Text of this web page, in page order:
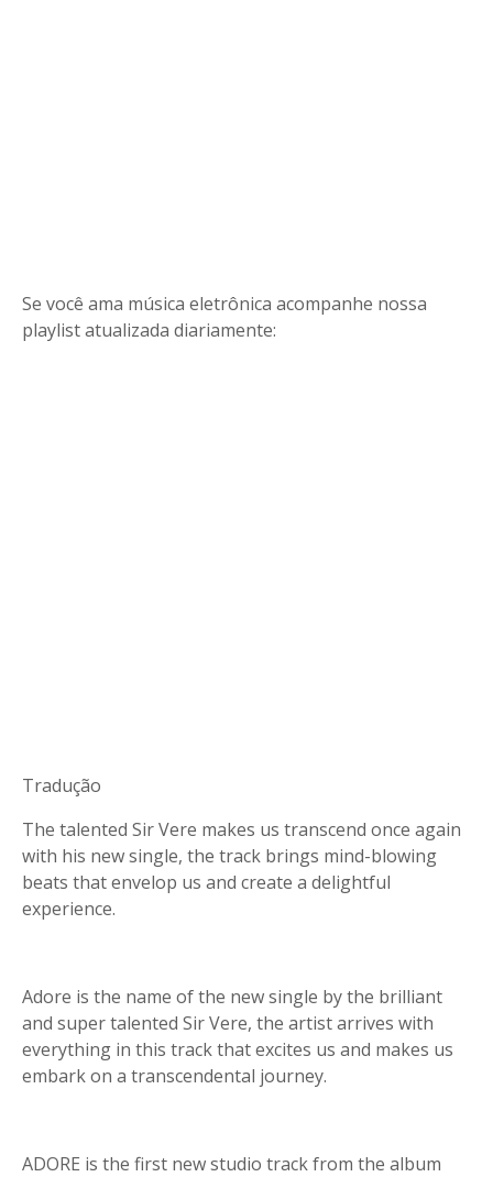
Se você ama música eletrônica acompanhe nossa
playlist atualizada diariamente:
Tradução
The talented Sir Vere makes us transcend once again
with his new single, the track brings mind-blowing
beats that envelop us and create a delightful
experience.
Adore is the name of the new single by the brilliant
and super talented Sir Vere, the artist arrives with
everything in this track that excites us and makes us
embark on a transcendental journey.
ADORE is the first new studio track from the album